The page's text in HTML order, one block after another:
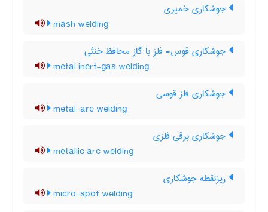
جوشکاری خمیری
mash welding
جوشکاری قوس- فلز با گاز محافظ خنثی
metal inert-gas welding
جوشکاری فلز قوسی
metal-arc welding
جوشکاری برقی فلزی
metallic arc welding
ریزنقطه جوشکاری
micro-spot welding